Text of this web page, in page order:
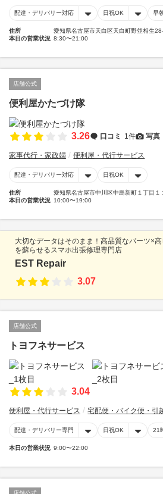
配達・デリバリー対応 日祝OK 早
住所
愛知県名古屋市天白区天白町野並相生
本日の営業状況 8:30〜21:00
店舗公式
便利屋かたづけ隊
3.26 口コミ 1件 写真
家事代行・家政婦 便利屋・代行サービス
配達・デリバリー対応 日祝OK
住所
愛知県名古屋市中川区中島新町１丁目１
本日の営業状況 10:00〜19:00
大切なデータはそのまま！高品質なパーツ×
を蘇らせるスマホ出張修理専門店
EST Repair
3.07
店舗公式
トヨフネサービス
3.04
便利屋・代行サービス 宅配便・バイク便・引
配達・デリバリー専門 日祝OK 21
本日の営業状況 9:00〜22:00